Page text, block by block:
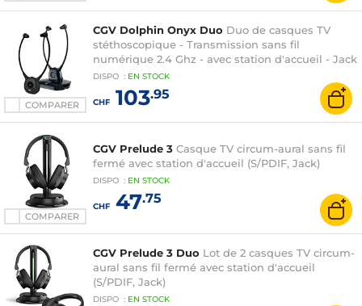
COMPARER
CGV Dolphin Onyx Duo Duo de casques TV
stéthoscopique - Transmission sans fil
numérique 2.4 Ghz - avec station d'accueil - Jack
DISPO : EN STOCK
CHF103.95
COMPARER
CGV Prelude 3 Casque TV circum-aural sans fil
fermé avec station d'accueil (S/PDIF, Jack)
DISPO : EN STOCK
CHF47.75
CGV Prelude 3 Duo Lot de 2 casques TV circum-
aural sans fil fermé avec station d'accueil
(S/PDIF, Jack)
DISPO : EN STOCK